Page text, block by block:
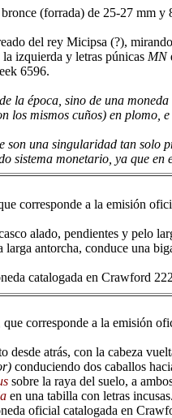
(forrada) de 25-27 mm
del rey Micipsa (?),
izquierda y letras púnicas MN
6596.
la época, sino de una
los mismos cuños) en plomo,
son una singularidad tan solo
sistema monetario, ya que
corresponde a la emisión
alado, pendientes y pelo
larga antorcha, conduce una
catalogada en Crawford
corresponde a la emisión
desde atrás, con la cabeza
conduciendo dos caballos
sobre la raya del suelo, a
en una tabilla con letras incusas.
oficial catalogada en